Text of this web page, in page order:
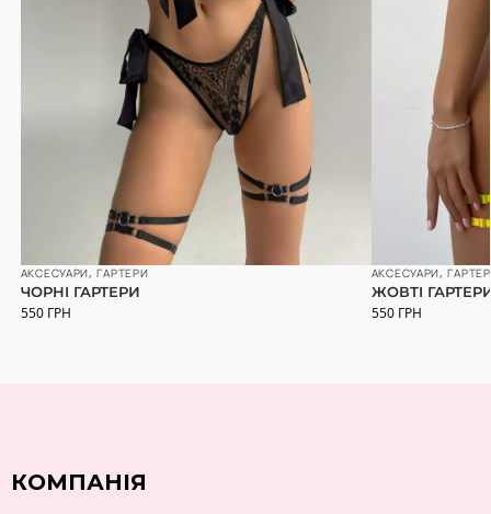
АКСЕСУАРИ,ГАРТЕРИ
ЧОРНІ ГАРТЕРИ
550 ГРН
АКСЕСУАРИ,
ЖОВТІ
550 ГРН
КОМПАНІЯ